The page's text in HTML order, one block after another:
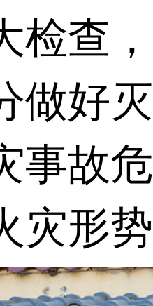
检查
做好
事故
灾形